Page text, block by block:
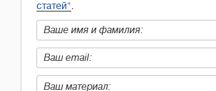
статей".